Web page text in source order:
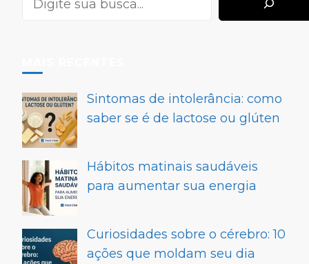
Sintomas de intolerância: como
saber se é de lactose ou glúten
Hábitos matinais saudáveis
para aumentar sua energia
Curiosidades sobre o cérebro: 10
ações que moldam seu dia